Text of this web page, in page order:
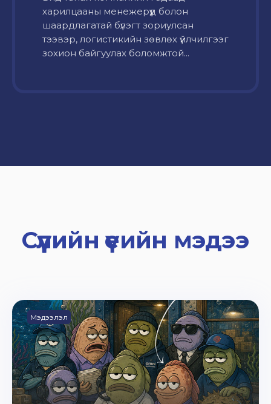
харилцааны менежерүүд болон
шаардлагатай бүлэгт зориулсан
тээвэр, логистикийн зөвлөх үйлчилгээг
зохион байгуулах боломжтой...
Сүүлийн үеийн мэдээ
Мэдээлэл